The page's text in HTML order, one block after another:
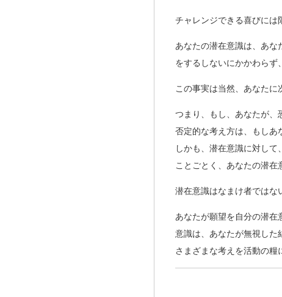
チャレンジできる喜びには
あなたの潜在意識は、あな
をするしないにかかわらず
この事実は当然、あなたに
つまり、もし、あなたが、
否定的な考え方は、もしあ
しかも、潜在意識に対して
ことごとく、あなたの潜在
潜在意識はなまけ者ではな
あなたが願望を自分の潜在
意識は、あなたが無視した
さまざまな考えを活動の糧